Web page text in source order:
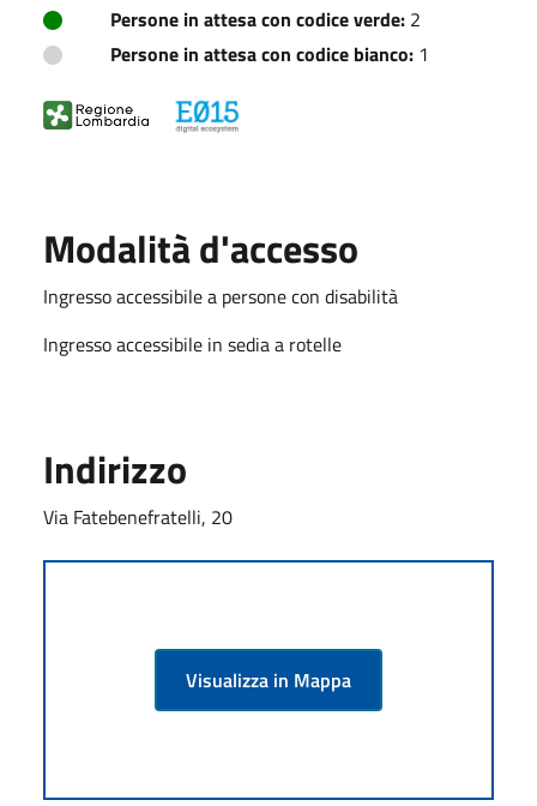
Persone in attesa con codice verde: 2
Persone in attesa con codice bianco: 1
Modalità d'accesso
Ingresso accessibile a persone con disabilità
Ingresso accessibile in sedia a rotelle
Indirizzo
Via Fatebenefratelli, 20
Visualizza in Mappa